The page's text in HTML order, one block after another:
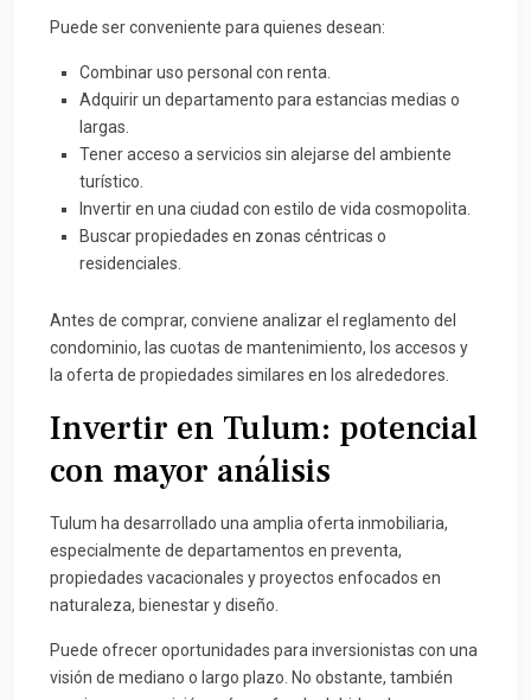
Puede ser conveniente para quienes desean:
Combinar uso personal con renta.
Adquirir un departamento para estancias medias o
largas.
Tener acceso a servicios sin alejarse del ambiente
turístico.
Invertir en una ciudad con estilo de vida cosmopolita.
Buscar propiedades en zonas céntricas o
residenciales.
Antes de comprar, conviene analizar el reglamento del
condominio, las cuotas de mantenimiento, los accesos y
la oferta de propiedades similares en los alrededores.
Invertir en Tulum: potencial
con mayor análisis
Tulum ha desarrollado una amplia oferta inmobiliaria,
especialmente de departamentos en preventa,
propiedades vacacionales y proyectos enfocados en
naturaleza, bienestar y diseño.
Puede ofrecer oportunidades para inversionistas con una
visión de mediano o largo plazo. No obstante, también